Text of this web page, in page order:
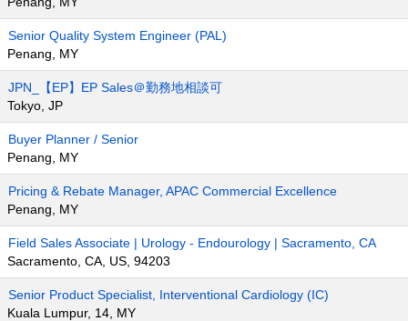
Senior Quality System Engineer (PAL)
Penang, MY
JPN_【EP】EP Sales＠勤務地相談可
Tokyo, JP
Buyer Planner / Senior
Penang, MY
Pricing & Rebate Manager, APAC Commercial Excellence
Penang, MY
Field Sales Associate | Urology - Endourology | Sacramento, CA
Sacramento, CA, US, 94203
Senior Product Specialist, Interventional Cardiology (IC)
Kuala Lumpur, 14, MY